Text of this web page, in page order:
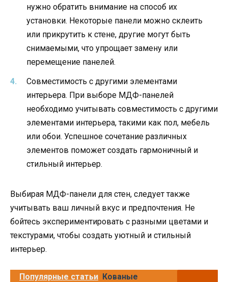
нужно обратить внимание на способ их
установки. Некоторые панели можно склеить
или прикрутить к стене, другие могут быть
снимаемыми, что упрощает замену или
перемещение панелей.
Совместимость с другими элементами
интерьера. При выборе МДФ-панелей
необходимо учитывать совместимость с другими
элементами интерьера, такими как пол, мебель
или обои. Успешное сочетание различных
элементов поможет создать гармоничный и
стильный интерьер.
Выбирая МДФ-панели для стен, следует также
учитывать ваш личный вкус и предпочтения. Не
бойтесь экспериментировать с разными цветами и
текстурами, чтобы создать уютный и стильный
интерьер.
Популярные статьи Кованые